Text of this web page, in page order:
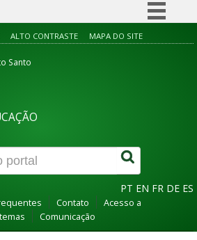
Simplifique!
Canais
ALTO CONTRASTE MAPA DO SITE
Santo
PT EN FR DE ES
Contato
Acesso a
Comunicação